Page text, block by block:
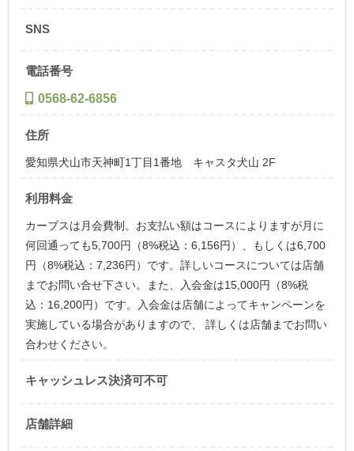
SNS
電話番号
0568-62-6856
住所
愛知県犬山市天神町1丁目1番地 キャスタ犬山 2F
利用料金
カーブスは月会費制。お支払い額はコースによりますが月に
何回通っても5,700円（8%税込：6,156円）、もしくは6,700
円（8%税込：7,236円）です。詳しいコースについては店舗
までお問い合せ下さい。また、入会金は15,000円（8%税
込：16,200円）です。入会金は店舗によってキャンペーンを
実施している場合がありますので、 詳しくは店舗までお問い
合わせください。
キャッシュレス決済可不可
店舗詳細